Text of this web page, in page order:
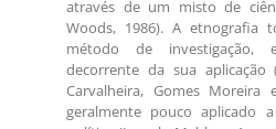
através de um misto de
Woods, 1986). A etnografia
método de investigação,
decorrente da sua aplicação
Carvalheira, Gomes Moreira
geralmente pouco aplicado